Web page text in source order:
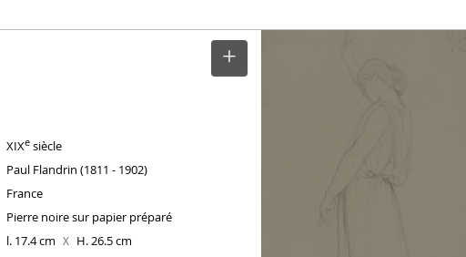
XIXe siècle
Paul Flandrin (1811 - 1902)
France
Pierre noire sur papier préparé
l. 17.4 cm X H. 26.5 cm